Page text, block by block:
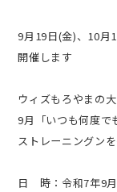
9月19日(金)、10月
開催します
ウィズもろやまの
9月「いつも何度で
ストレーニングンを
日 時：令和7年9